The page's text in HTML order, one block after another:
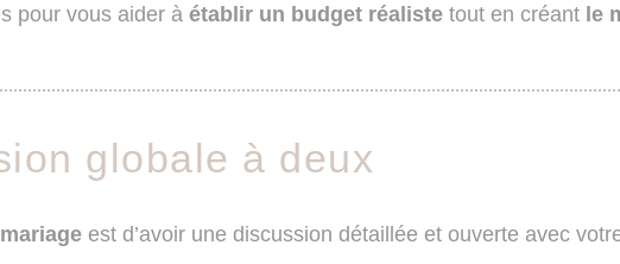
pour vous aider à établir un budget réalistetout en créant le
globale à deux
est d’avoir une discussion détaillée et ouverte avec